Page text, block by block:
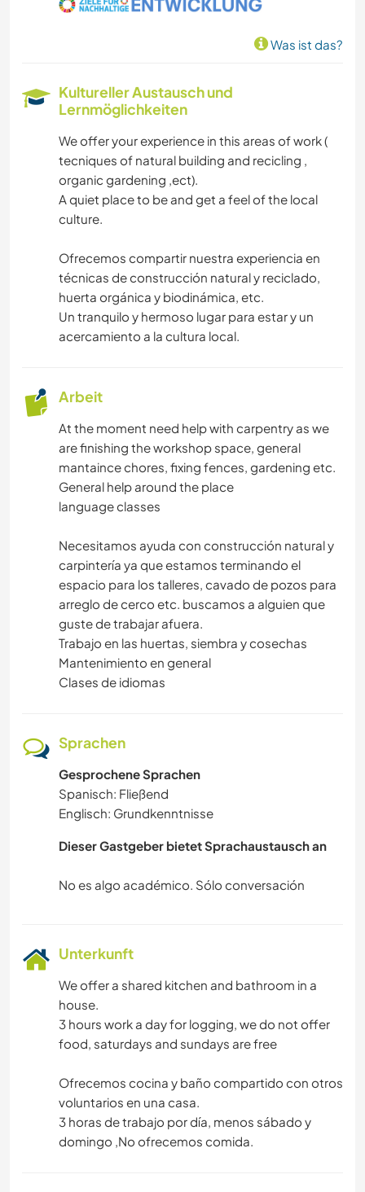
Was ist das?
Kultureller Austausch und
Lernmöglichkeiten
We offer your experience in this areas of work (
tecniques of natural building and recicling ,
organic gardening ,ect).
A quiet place to be and get a feel of the local
culture.
Ofrecemos compartir nuestra experiencia en
técnicas de construcción natural y reciclado,
huerta orgánica y biodinámica, etc.
Un tranquilo y hermoso lugar para estar y un
acercamiento a la cultura local.
Arbeit
At the moment need help with carpentry as we
are finishing the workshop space, general
mantaince chores, fixing fences, gardening etc.
General help around the place
language classes
Necesitamos ayuda con construcción natural y
carpintería ya que estamos terminando el
espacio para los talleres, cavado de pozos para
arreglo de cerco etc. buscamos a alguien que
guste de trabajar afuera.
Trabajo en las huertas, siembra y cosechas
Mantenimiento en general
Clases de idiomas
Sprachen
Gesprochene Sprachen
Spanisch: Fließend
Englisch: Grundkenntnisse
Dieser Gastgeber bietet Sprachaustausch an
Unterkunft
We offer a shared kitchen and bathroom in a
house.
3 hours work a day for logging, we do not offer
food, saturdays and sundays are free
Ofrecemos cocina y baño compartido con otros
voluntarios en una casa.
3 horas de trabajo por día, menos sábado y
domingo ,No ofrecemos comida.